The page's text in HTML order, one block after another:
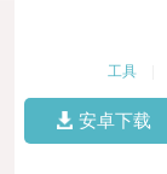
工具
安卓下载